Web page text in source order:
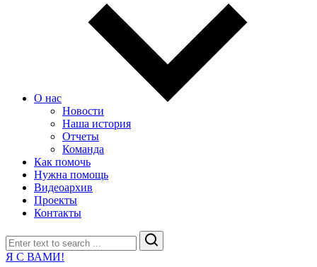
О нас
Новости
Наша история
Отчеты
Команда
Как помочь
Нужна помощь
Видеоархив
Проекты
Контакты
Search
Я С ВАМИ!